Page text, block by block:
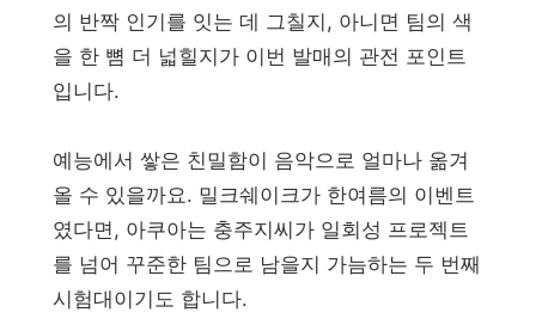
의 반짝 인기를 잇는 데 그칠지, 아니면 팀의 색
을 한 뼘 더 넓힐지가 이번 발매의 관전 포인트
입니다.
예능에서 쌓은 친밀함이 음악으로 얼마나 옮겨
올 수 있을까요. 밀크쉐이크가 한여름의 이벤트
였다면, 아쿠아는 충주지씨가 일회성 프로젝트
를 넘어 꾸준한 팀으로 남을지 가늠하는 두 번째
시험대이기도 합니다.